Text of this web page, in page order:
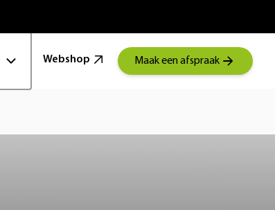
Webshop Maak een afspraak
100 Jaar Schoonenberg